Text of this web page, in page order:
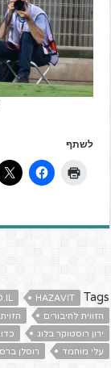
לשתף
Tags
HAZAVIT
הזווית לחיבורים
הזוית
ירון רוסטוקר בלוג
עלי מוחמד
רוסלן